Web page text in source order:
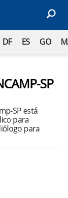
DF ES GO
SP
SP está
para
para